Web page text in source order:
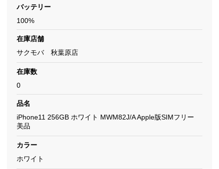
バッテリー
100%
在庫店舗
サクモバ 秋葉原店
在庫数
0
品名
iPhone11 256GB ホワイト MWM82J/A Apple版SIMフリー
美品
カラー
ホワイト